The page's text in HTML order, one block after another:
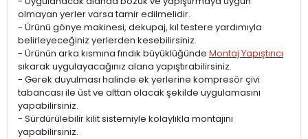
olmayan yerler varsa tamir edilmelidir.
- Ürünü gönye makinesi, dekupaj, kıl testere yardımıyla
belirleyeceğiniz yerlerden kesebilirsiniz.
- Ürünün arka kısmına fındık büyüklüğünde Montaj Yapıştırıcı
sıkarak uygulayacağınız alana yapıştırabilirsiniz.
- Gerek duyulması halinde ek yerlerine kompresör çivi
tabancası ile üst ve alttan olacak şekilde uygulamasını
yapabilirsiniz.
- Sürdürülebilir kilit sistemiyle kolaylıkla montajını
yapabilirsiniz.